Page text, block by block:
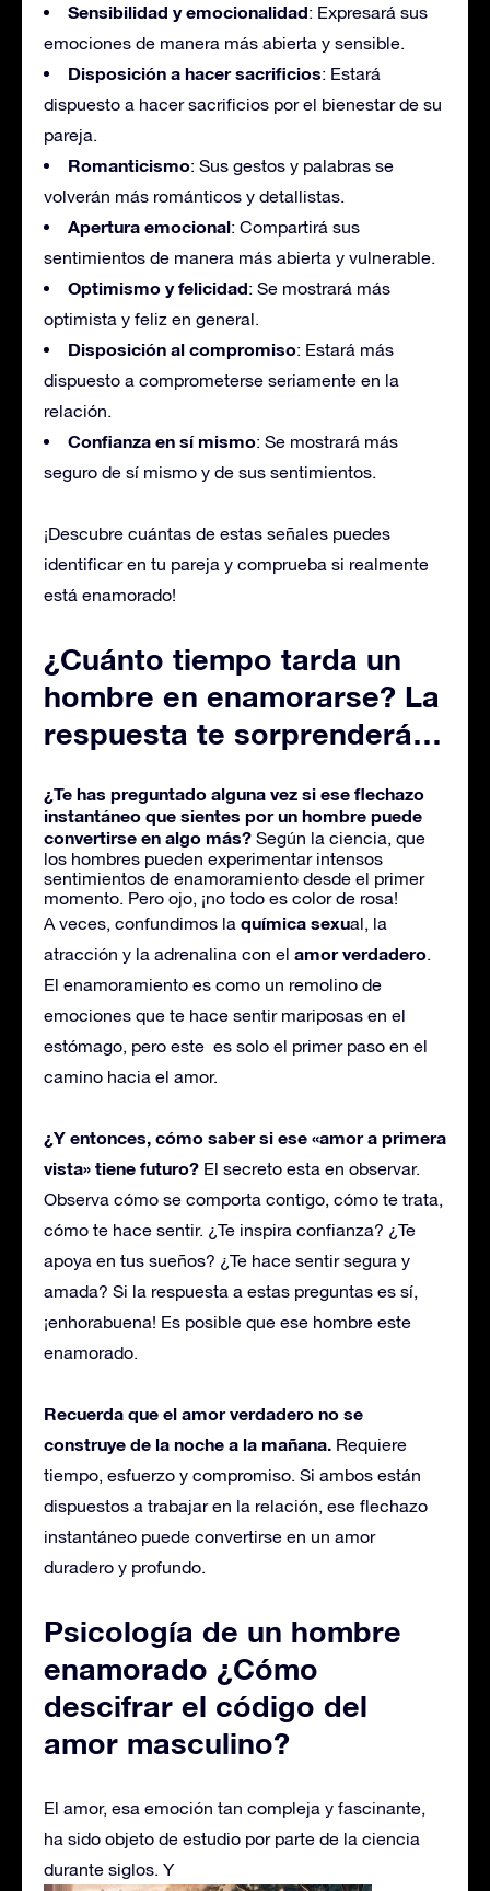
Sensibilidad y emocionalidad: Expresará sus
emociones de manera más abierta y sensible.
Disposición a hacer sacrificios: Estará
dispuesto a hacer sacrificios por el bienestar de su
pareja.
Romanticismo: Sus gestos y palabras se
volverán más románticos y detallistas.
Apertura emocional: Compartirá sus
sentimientos de manera más abierta y vulnerable.
Optimismo y felicidad: Se mostrará más
optimista y feliz en general.
Disposición al compromiso: Estará más
dispuesto a comprometerse seriamente en la
relación.
Confianza en sí mismo: Se mostrará más
seguro de sí mismo y de sus sentimientos.
¡Descubre cuántas de estas señales puedes
identificar en tu pareja y comprueba si realmente
está enamorado!
¿Cuánto tiempo tarda un
hombre en enamorarse? La
respuesta te sorprenderá…
¿Te has preguntado alguna vez si ese flechazo
instantáneo que sientes por un hombre puede
convertirse en algo más? Según la ciencia, que
los hombres pueden experimentar intensos
sentimientos de enamoramiento desde el primer
momento. Pero ojo, ¡no todo es color de rosa!
A veces, confundimos la química sexual, la
atracción y la adrenalina con el amor verdadero.
El enamoramiento es como un remolino de
emociones que te hace sentir mariposas en el
estómago, pero este es solo el primer paso en el
camino hacia el amor.
¿Y entonces, cómo saber si ese «amor a primera
vista» tiene futuro? El secreto esta en observar.
Observa cómo se comporta contigo, cómo te trata,
cómo te hace sentir. ¿Te inspira confianza? ¿Te
apoya en tus sueños? ¿Te hace sentir segura y
amada? Si la respuesta a estas preguntas es sí,
¡enhorabuena! Es posible que ese hombre este
enamorado.
Recuerda que el amor verdadero no se
construye de la noche a la mañana. Requiere
tiempo, esfuerzo y compromiso. Si ambos están
dispuestos a trabajar en la relación, ese flechazo
instantáneo puede convertirse en un amor
duradero y profundo.
Psicología de un hombre
enamorado ¿Cómo
descifrar el código del
amor masculino?
El amor, esa emoción tan compleja y fascinante,
ha sido objeto de estudio por parte de la ciencia
durante siglos. Y